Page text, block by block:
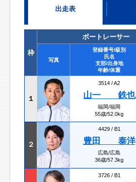
出走表
枠
ボートレーサー
写真
登録番号/級別
氏名
支部/出身地
年齢/体重
１
3514 /A2
山一 鉄也
福岡/福岡
55歳/52.0kg
２
4429 / B1
豊田 泰洋
広島/広島
36歳/57.3kg
3726 / B1